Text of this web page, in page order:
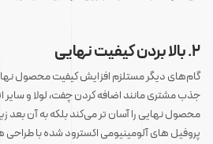
2. بالا بردن کیفیت نهایی
گام‌های دیگر مستلزم افزایش کیفیت محصول
جذب مشتری مانند اضافه کردن چفت، لولا و سایر
محصول نهایی را آسان تر می‌کند بلکه به آن بعد
پروفیل های آلومینیومی اکسترود شده با